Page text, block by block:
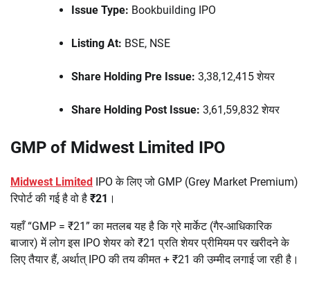
Issue Type: Bookbuilding IPO
Listing At: BSE, NSE
Share Holding Pre Issue: 3,38,12,415 शेयर
Share Holding Post Issue: 3,61,59,832 शेयर
GMP of Midwest Limited IPO
Midwest Limited
IPO के लिए जो GMP (Grey Market Premium)
रिपोर्ट की गई है वो है ₹21 ।
यहाँ “GMP = ₹21” का मतलब यह है कि ग्रे मार्केट (गैर-आधिकारिक
बाजार) में लोग इस IPO शेयर को ₹21 प्रति शेयर प्रीमियम पर खरीदने के
लिए तैयार हैं, अर्थात् IPO की तय कीमत + ₹21 की उम्मीद लगाई जा रही है।